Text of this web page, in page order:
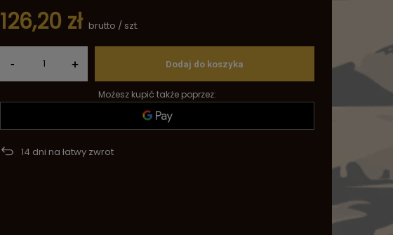
126,20 zł brutto / szt.
- + Dodaj do koszyka
Możesz kupić także poprzez:
14 dni na łatwy zwrot